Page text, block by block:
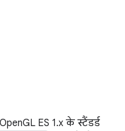
ES 1.x के स्टैंडर्ड